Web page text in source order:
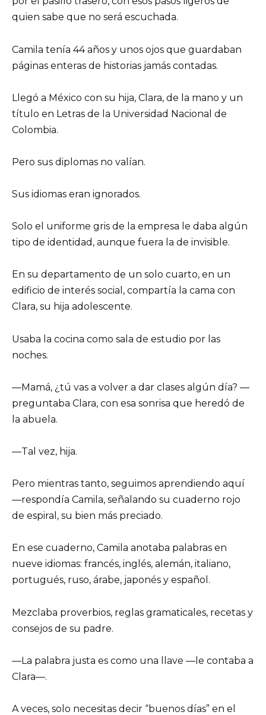
quien sabe que no será escuchada.
Camila tenía 44 años y unos ojos que guardaban
páginas enteras de historias jamás contadas.
Llegó a México con su hija, Clara, de la mano y un
título en Letras de la Universidad Nacional de
Colombia.
Pero sus diplomas no valían.
Sus idiomas eran ignorados.
Solo el uniforme gris de la empresa le daba algún
tipo de identidad, aunque fuera la de invisible.
En su departamento de un solo cuarto, en un
edificio de interés social, compartía la cama con
Clara, su hija adolescente.
Usaba la cocina como sala de estudio por las
noches.
—Mamá, ¿tú vas a volver a dar clases algún día? —
preguntaba Clara, con esa sonrisa que heredó de
la abuela.
—Tal vez, hija.
Pero mientras tanto, seguimos aprendiendo aquí
—respondía Camila, señalando su cuaderno rojo
de espiral, su bien más preciado.
En ese cuaderno, Camila anotaba palabras en
nueve idiomas: francés, inglés, alemán, italiano,
portugués, ruso, árabe, japonés y español.
Mezclaba proverbios, reglas gramaticales, recetas y
consejos de su padre.
—La palabra justa es como una llave —le contaba a
Clara—.
A veces, solo necesitas decir “buenos días” en el